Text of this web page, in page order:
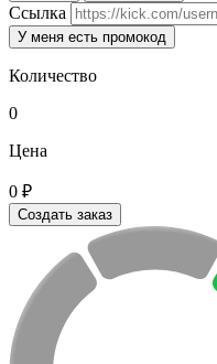
Ссылка
У меня есть промокод
Количество
0
Цена
0 ₽
Создать заказ